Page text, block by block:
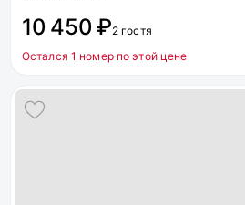
10 450 ₽2 гостя
Остался 1 номер по этой цене